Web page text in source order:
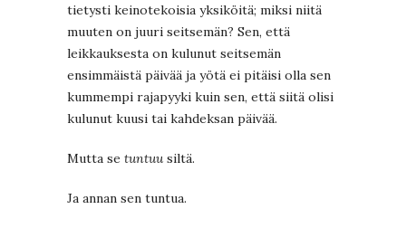
tietysti keinotekoisia yksiköitä; miksi niitä
muuten on juuri seitsemän? Sen, että
leikkauksesta on kulunut seitsemän
ensimmäistä päivää ja yötä ei pitäisi olla sen
kummempi rajapyyki kuin sen, että siitä olisi
kulunut kuusi tai kahdeksan päivää.
Mutta se tuntuu siltä.
Ja annan sen tuntua.